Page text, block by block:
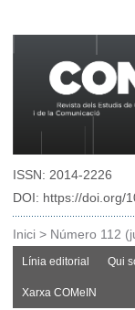
ISSN: 2014-2226
DOI: https://doi.org/
Inici > Número 112
Línia editorial Qui
Xarxa COMeIN